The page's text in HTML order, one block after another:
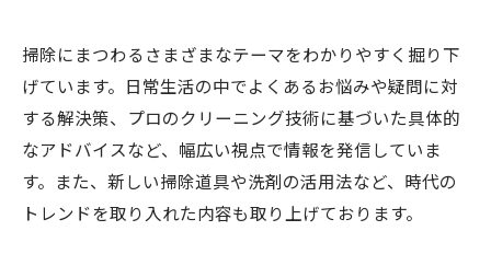
掃除にまつわるさまざまなテーマをわかりやすく掘り下
げています。日常生活の中でよくあるお悩みや疑問に対
する解決策、プロのクリーニング技術に基づいた具体的
なアドバイスなど、幅広い視点で情報を発信していま
す。また、新しい掃除道具や洗剤の活用法など、時代の
トレンドを取り入れた内容も取り上げております。